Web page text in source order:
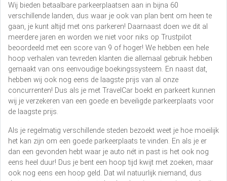
Wij bieden betaalbare parkeerplaatsen aan in bijna 60
verschillende landen, dus waar je ook van plan bent om heen te
gaan, je kunt altijd met ons parkeren! Daarnaast doen we dit al
meerdere jaren en worden we niet voor niks op Trustpilot
beoordeeld met een score van 9 of hoger! We hebben een hele
hoop verhalen van tevreden klanten die allemaal gebruik hebben
gemaakt van ons eenvoudige boekingssysteem. En naast dat,
hebben wij ook nog eens de laagste prijs van al onze
concurrenten! Dus als je met TravelCar boekt en parkeert kunnen
wij je verzekeren van een goede en beveiligde parkeerplaats voor
de laagste prijs.
Als je regelmatig verschillende steden bezoekt weet je hoe moeilijk
het kan zijn om een goede parkeerplaats te vinden. En als je er
dan een gevonden hebt waar je auto nét in past is het ook nog
eens heel duur! Dus je bent een hoop tijd kwijt met zoeken, maar
ook nog eens een hoop geld. Dat wil natuurlijk niemand, dus